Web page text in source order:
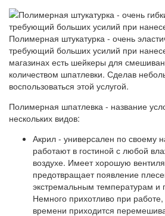
Полимерная штукатурка - очень
требующий больших усилий при
магазинах есть шейкеры для
количеством шпатлевки. Сделав
воспользоваться этой услугой.
Полимерная шпатлевка - название
нескольких видов:
Акрил - универсален по своему
работают в гостиной с любой
воздухе. Имеет хорошую
предотвращает появление
экстремальным температурам и
Немного прихотливо при
времени приходится